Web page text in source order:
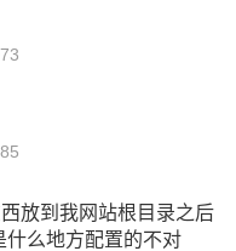
放到我网站根目录之后
什么地方配置的不对